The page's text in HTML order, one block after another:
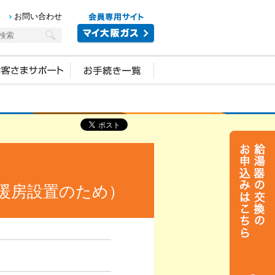
お問い合わせ
設置のため）